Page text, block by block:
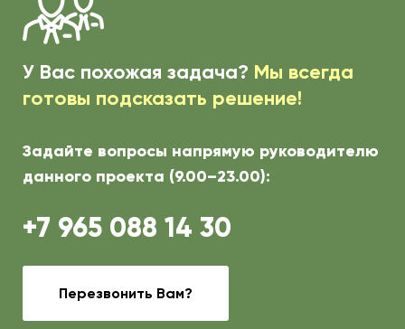
У Вас похожая задача? Мы всегда
готовы подсказать решение!
Задайте вопросы напрямую руководителю
данного проекта (9.00–23.00):
+7 965 088 14 30
Перезвонить Вам?